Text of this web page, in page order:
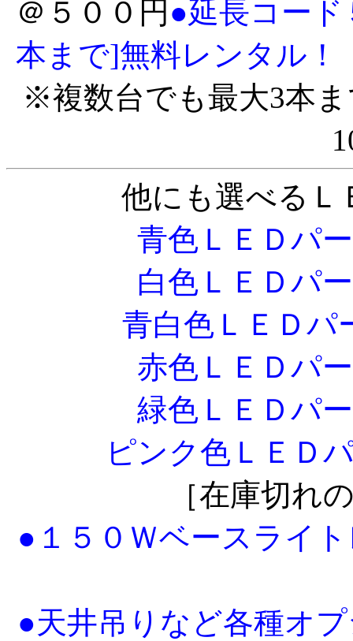
＠５００円 ●延長コー
本まで]無料レンタル！
※複数台でも最大3本
他にも選べるＬ
青色ＬＥＤパ
白色ＬＥＤパ
青白色ＬＥＤ
赤色ＬＥＤパ
緑色ＬＥＤパ
ピンク色ＬＥ
［在庫切れ
●１５０Ｗベースラ
●天井吊りなど各種